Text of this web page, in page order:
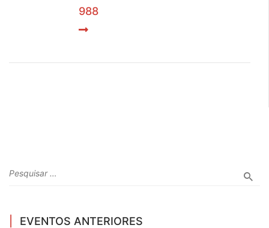
988
EVENTOS ANTERIORES